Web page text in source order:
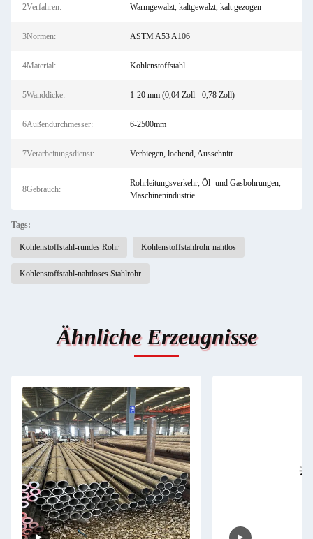
2Verfahren: Warmgewalzt, kaltgewalzt, kalt gezogen
3Normen: ASTM A53 A106
4Material: Kohlenstoffstahl
5Wanddicke: 1-20 mm (0,04 Zoll - 0,78 Zoll)
6Außendurchmesser: 6-2500mm
7Verarbeitungsdienst: Verbiegen, lochend, Ausschnitt
8Gebrauch:
Rohrleitungsverkehr, Öl- und Gasbohrungen,
Maschinenindustrie
Tags:
Kohlenstoffstahl-rundes Rohr Kohlenstoffstahlrohr nahtlos
Kohlenstoffstahl-nahtloses Stahlrohr
Ähnliche Erzeugnisse